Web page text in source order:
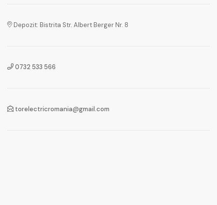
Depozit: Bistrita Str. Albert Berger Nr. 8
0732 533 566
torelectricromania@gmail.com